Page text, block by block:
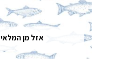
אזל מן המלאי